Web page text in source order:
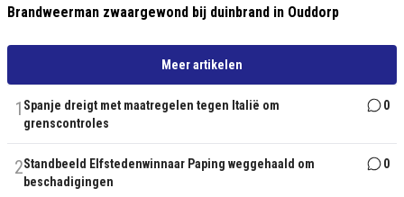
Brandweerman zwaargewond bij duinbrand in Ouddorp
Meer artikelen
1 Spanje dreigt met maatregelen tegen Italië om
grenscontroles
0
2Standbeeld Elfstedenwinnaar Paping weggehaald om
beschadigingen
0